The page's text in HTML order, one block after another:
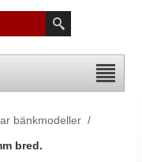
bänkmodeller /
bred.